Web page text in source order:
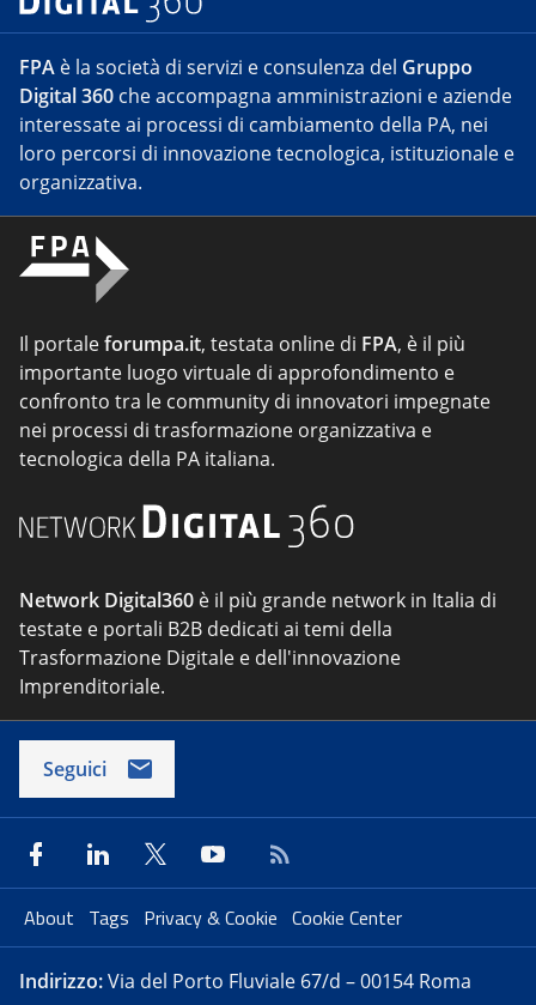
FPA è la società di servizi e consulenza del Gruppo
Digital 360 che accompagna amministrazioni e aziende
interessate ai processi di cambiamento della PA, nei
loro percorsi di innovazione tecnologica, istituzionale e
organizzativa.
Il portaleforumpa.it, testata online di FPA, è il più
importante luogo virtuale di approfondimento e
confronto tra le community di innovatori impegnate
nei processi di trasformazione organizzativa e
tecnologica della PA italiana.
Network Digital360 è il più grande network in Italia di
testate e portali B2B dedicati ai temi della
Trasformazione Digitale e dell'innovazione
Imprenditoriale.
Seguici
About Tags Privacy & Cookie Cookie Center
Indirizzo:Via del Porto Fluviale 67/d – 00154 Roma